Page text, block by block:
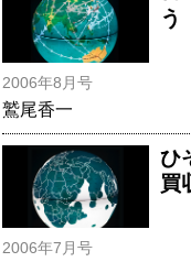
う
2006年8月号
鷲尾香一
ひ
買
2006年7月号